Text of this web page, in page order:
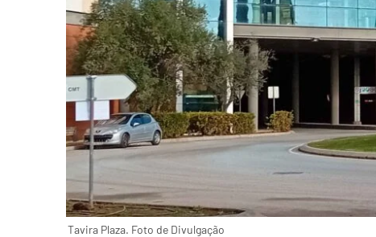
Tavira Plaza. Foto de Divulgação